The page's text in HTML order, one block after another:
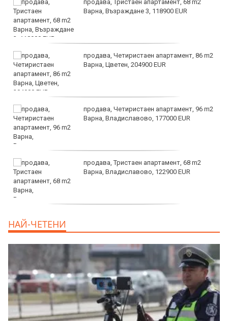
продава, Тристаен апартамент, 68 m2
Варна, Възраждане 3, 118900 EUR
продава, Четиристаен апартамент, 86 m2
Варна, Цветен, 204900 EUR
продава, Четиристаен апартамент, 96 m2
Варна, Владиславово, 177000 EUR
продава, Тристаен апартамент, 68 m2
Варна, Владиславово, 122900 EUR
НАЙ-ЧЕТЕНИ